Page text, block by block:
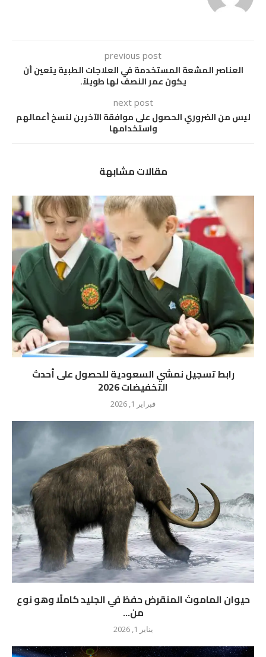
previous post
العناصر المشعة المستخدمة في العلاجات الطبية يتعين أن
يكون عمر النصف لها طويلاً.
next post
ليس من الضروري الحصول على موافقة الآخرين لنسخ أعمالهم
واستخدامها
مقالات مشابهة
رابط تسجيل نمشي السعودية للحصول على أحدث
التخفيضات 2026
فبراير 1, 2026
حيوان الماموث المنقرض حفظ في الجليد كاملًا وهو نوع
من...
يناير 1, 2026